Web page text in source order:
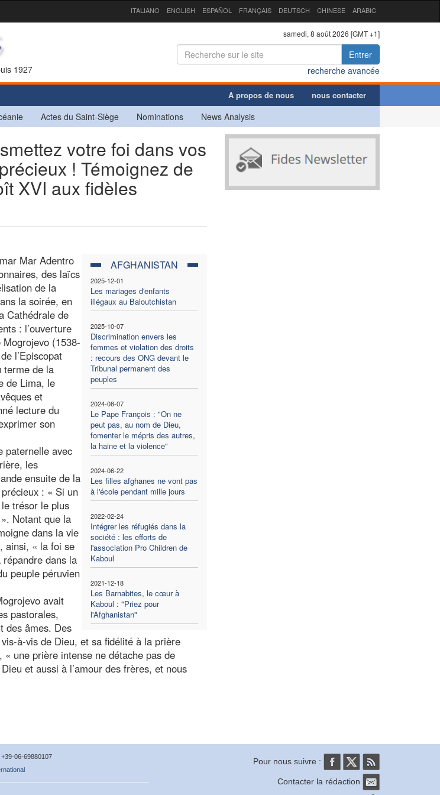
ITALIANO ENGLISH ESPAÑOL FRANÇAIS DEUTSCH CHINESE ARABIC
1927
samedi, 8 août 2026 [GMT +1]
Entrer
recherche avancée
A propos de nous nous contacter
Actes du Saint-Siège Nominations News Analysis
votre foi dans vos
! Témoignez de
XVI aux fidèles
AFGHANISTAN
2025-12-01
Les mariages d'enfants
illégaux au Baloutchistan
2025-10-07
Discrimination envers les
femmes et violation des droits
: recours des ONG devant le
Tribunal permanent des
peuples
2024-08-07
Le Pape François : "On ne
peut pas, au nom de Dieu,
fomenter le mépris des autres,
la haine et la violence"
2024-06-22
Les filles afghanes ne vont pas
à l'école pendant mille jours
2022-02-24
Intégrer les réfugiés dans la
société : les efforts de
l'association Pro Children de
Kaboul
2021-12-18
Les Barnabites, le cœur à
Kaboul : "Priez pour
l'Afghanistan"
Mar Adentro
des laïcs
de la
la soirée, en
Cathédrale de
: l’ouverture
(1538-
l’Episcopat
terme de la
de Lima, le
et
lecture du
son
paternelle avec
les
ensuite de la
: « Si un
trésor le plus
Notant que la
dans la vie
ainsi, « la foi se
dans la
peuple péruvien
avait
pastorales,
des âmes. Des
à-vis de Dieu, et sa fidélité à la prière
une prière intense ne détache pas de
et aussi à l’amour des frères, et nous
06-69880107
Pour nous suivre :
Contacter la rédaction